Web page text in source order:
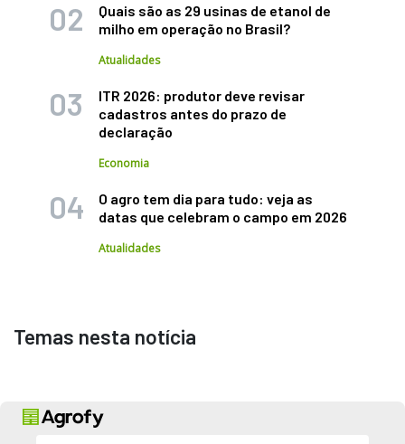
Quais são as 29 usinas de etanol de
milho em operação no Brasil?
Atualidades
ITR 2026: produtor deve revisar
cadastros antes do prazo de
declaração
Economia
O agro tem dia para tudo: veja as
datas que celebram o campo em 2026
Atualidades
Temas nesta notícia